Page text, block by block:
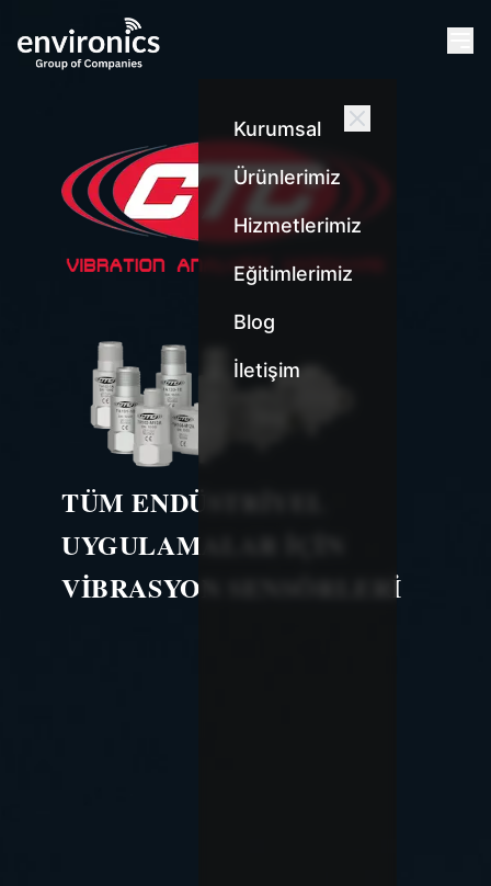
Kurumsal
Ürünlerimiz
Hizmetlerimiz
Eğitimlerimiz
Blog
İletişim
TÜM ENDÜSTRİYEL
UYGULAMALAR İÇİN
VİBRASYON SENSÖRLERİ